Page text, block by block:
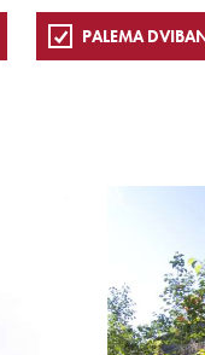
PALEMA